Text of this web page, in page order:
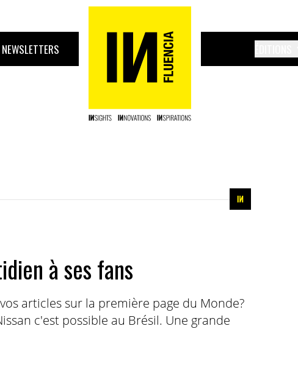
NEWSLETTERS
à ses fans
articles sur la première page du Monde?
c'est possible au Brésil. Une grande